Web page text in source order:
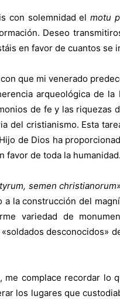
con solemnidad elmotu
Deseo
en favor de cuantos se
que mi venerado
arqueológica de
de fe y las riquezas
del cristianismo. Esta
de Dios ha
favor de toda la humanidad.
semen christianorum»
a la construcción del
variedad de
desconocidos»
me complace recordar lo
los lugares que